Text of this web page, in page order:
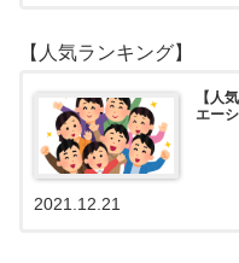
【人気ランキング】
【人
エー
2021.12.21